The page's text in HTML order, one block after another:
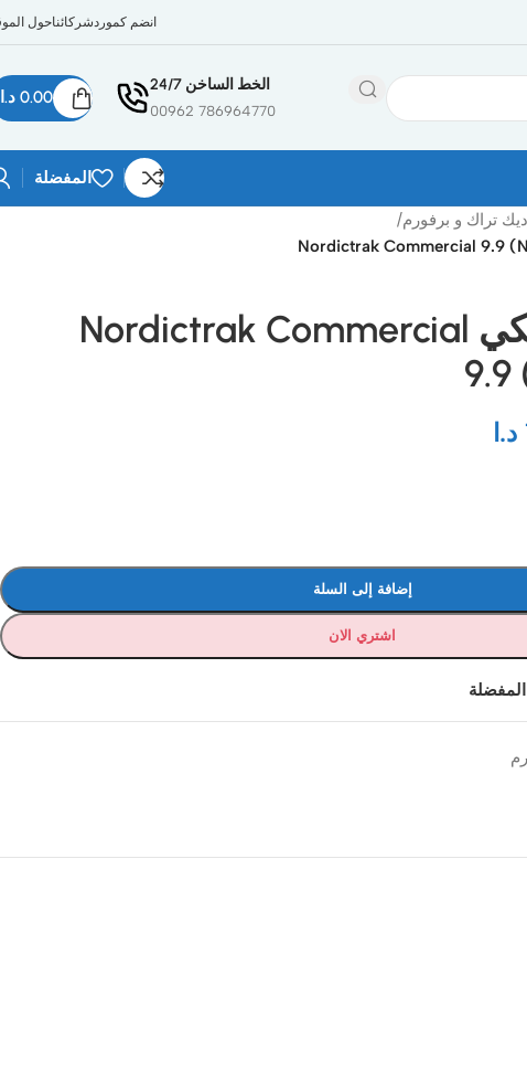
انضم كموردشركائناحول
الخط الساخن 24/7
786964770 00962
0.00 د.ا
المفضلة
تراك و برفورم/
البيتيكال امريكي Nordictrak Commercial
9.9
د.ا
إضافة إلى السلة
اشتري الان